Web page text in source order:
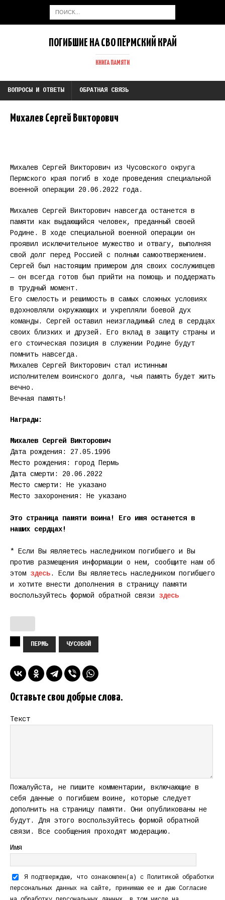
ПОГИБШИЕ НА СВО ПЕРМСКИЙ КРАЙ
КНИГА ПАМЯТИ
ВОПРОСЫ И ОТВЕТЫ ОБРАТНАЯ СВЯЗЬ
Михалев Сергей Викторович
Михалев Сергей Викторович из Чусовского округа
Пермского края погиб в ходе проведения специальной
военной операции 20.06.2022 года.
Михалев Сергей Викторович навсегда останется в
памяти как выдающийся человек, преданный своей
Родине. В ходе специальной военной операции он
проявил исключительное мужество и отвагу, выполняя
свой долг перед Россией с полным самоотвержением.
Сергей был настоящим примером для своих сослуживцев
— он всегда готов был прийти на помощь и поддержать
в трудный момент.
Его смелость и решимость в самых сложных условиях
вдохновляли окружающих и укрепляли боевой дух
команды. Сергей оставил неизгладимый след в сердцах
своих близких и друзей. Его вклад в защиту страны и
его стоическая позиция в служении Родине будут
помнить навсегда.
Михалев Сергей Викторович стал истинным
исполнителем воинского долга, чья память будет жить
вечно.
Вечная память!
Награды:
Михалев Сергей Викторович
Дата рождения: 27.05.1996
Место рождения: город Пермь
Дата смерти: 20.06.2022
Место смерти: Не указано
Место захоронения: Не указано
Это страница памяти воина! Его имя останется в
наших сердцах!
* Если Вы являетесь наследником погибшего и Вы
против размещения информации о нем, сообщите нам об
этом здесь. Если Вы являетесь наследником погибшего
и хотите внести дополнения в страницу памяти
воспользуйтесь формой обратной связи здесь
ПЕРМЬ ЧУСОВОЙ
Оставьте свои добрые слова.
Текст
Пожалуйста, не пишите комментарии, включающие в
себя данные о погибшем воине, которые следует
дополнить на страницу памяти. Они опубликованы не
будут. Для этого воспользуйтесь формой обратной
связи. Все сообщения проходят модерацию.
Имя
Я подтверждаю, что ознакомлен(а) с Политикой обработки
персональных данных на сайте, принимаю ее и даю Согласие